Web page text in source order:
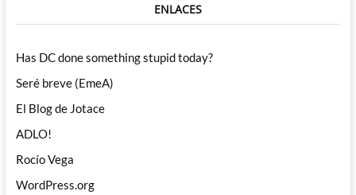
ENLACES
Has DC done something stupid today?
Seré breve (EmeA)
El Blog de Jotace
ADLO!
Rocío Vega
WordPress.org